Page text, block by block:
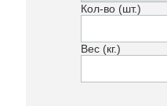
Кол-во (шт.)
Вес (кг.)